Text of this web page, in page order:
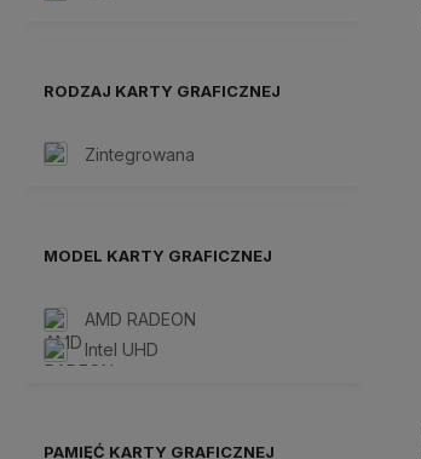
RODZAJ KARTY GRAFICZNEJ
Zintegrowana
MODEL KARTY GRAFICZNEJ
AMD RADEON
Intel UHD
PAMIĘĆ KARTY GRAFICZNEJ